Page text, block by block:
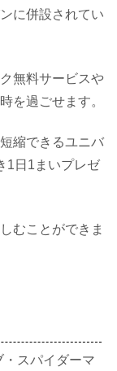
に併設されてい
無料サービスや
を過ごせます。
縮できるユニバ
1日1まいプレゼ
むことができま
スパイダーマ